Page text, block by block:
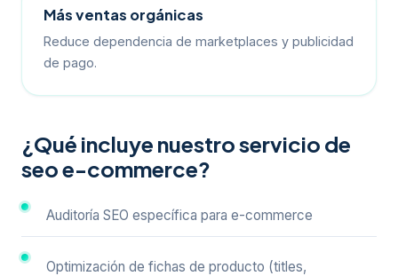
Más ventas orgánicas
Reduce dependencia de marketplaces y publicidad
de pago.
¿Qué incluye nuestro servicio de
seo e-commerce?
Auditoría SEO específica para e-commerce
Optimización de fichas de producto (titles,